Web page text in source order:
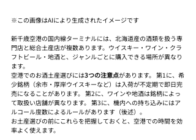
※この画像はAIにより生成されたイメージです
新千歳空港の国内線ターミナルには、北海道産の酒類を扱う専
門店と総合土産店が複数あります。ウイスキー・ワイン・クラ
フトビール・地酒と、ジャンルごとに購入できる場所が異なり
ます。
空港でのお酒土産選びには3つの注意点があります。 第1に、希
少銘柄（余市・厚岸ウイスキーなど）は入荷が不定期で即日完
売になることがあります。 第2に、ワインや地酒は銘柄によっ
て取扱い店舗が異なります。 第3に、機内への持ち込みにはア
ルコール度数によるルールがあります（後述）。
お土産選びの前にこれらを把握しておくと、空港での時間を効
率よく使えます。